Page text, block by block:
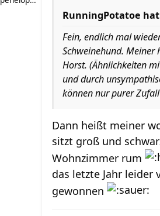
RunningPotatoe
Fein, endlich mal
Schweinehund. Meiner
Horst. (Ähnlichkeiten
und durch
können nur purer
Dann heißt meiner
sitzt groß und
Wohnzimmer rum
das letzte Jahr leider
gewonnen